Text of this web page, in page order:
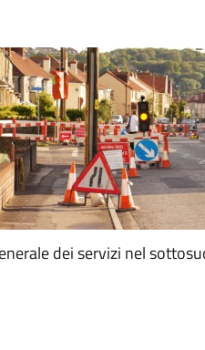
dei servizi nel